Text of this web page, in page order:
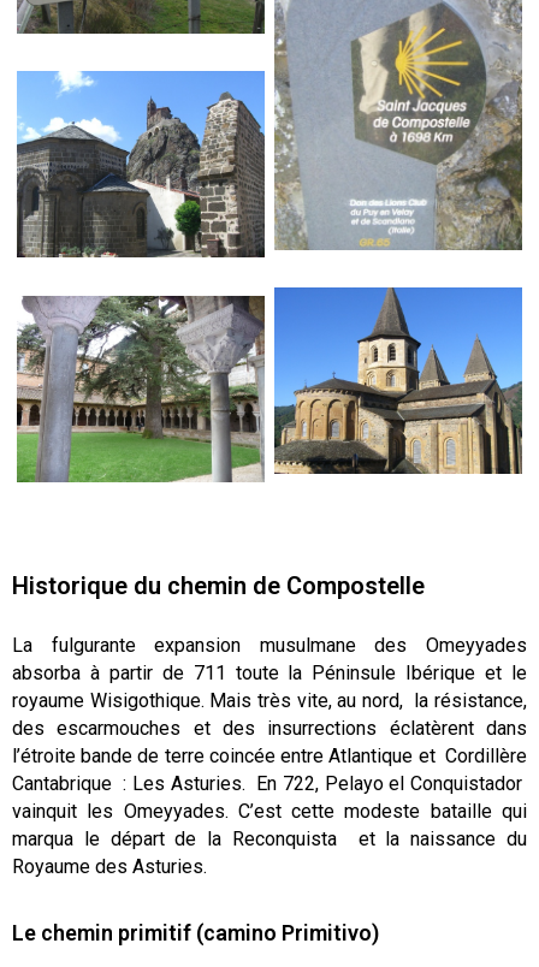
Historique du chemin de Compostelle
La fulgurante expansion musulmane des Omeyyades
absorba à partir de 711 toute la Péninsule Ibérique et le
royaume Wisigothique. Mais très vite, au nord, la résistance,
des escarmouches et des insurrections éclatèrent dans
l’étroite bande de terre coincée entre Atlantique et Cordillère
Cantabrique : Les Asturies. En 722, Pelayo el Conquistador
vainquit les Omeyyades. C’est cette modeste bataille qui
marqua le départ de la Reconquista et la naissance du
Royaume des Asturies.
Le chemin primitif (camino Primitivo)